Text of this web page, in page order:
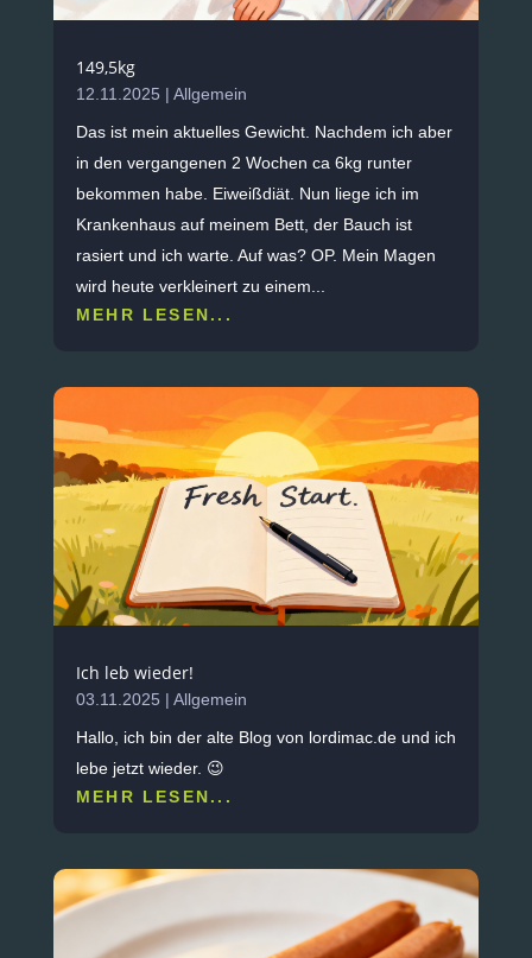
149,5kg
12.11.2025 | Allgemein
Das ist mein aktuelles Gewicht. Nachdem ich aber
in den vergangenen 2 Wochen ca 6kg runter
bekommen habe. Eiweißdiät. Nun liege ich im
Krankenhaus auf meinem Bett, der Bauch ist
rasiert und ich warte. Auf was? OP. Mein Magen
wird heute verkleinert zu einem...
MEHR LESEN...
Ich leb wieder!
03.11.2025 | Allgemein
Hallo, ich bin der alte Blog von lordimac.de und ich
lebe jetzt wieder. 😉
MEHR LESEN...